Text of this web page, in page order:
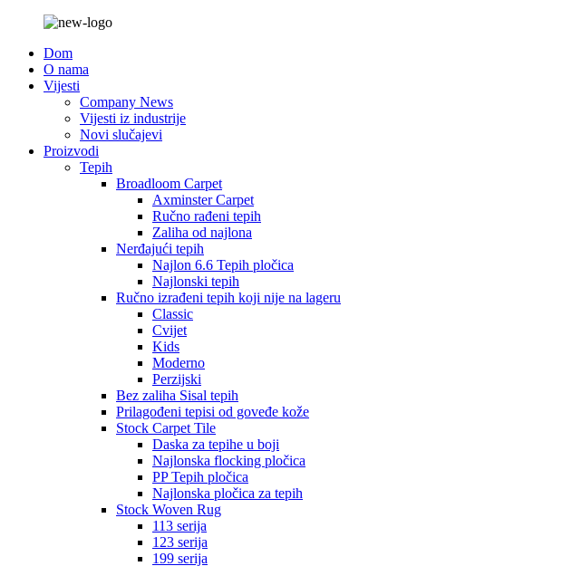
Dom
O nama
Vijesti
Company News
Vijesti iz industrije
Novi slučajevi
Proizvodi
Tepih
Broadloom Carpet
Axminster Carpet
Ručno rađeni tepih
Zaliha od najlona
Nerđajući tepih
Najlon 6.6 Tepih pločica
Najlonski tepih
Ručno izrađeni tepih koji nije na lageru
Classic
Cvijet
Kids
Moderno
Perzijski
Bez zaliha Sisal tepih
Prilagođeni tepisi od goveđe kože
Stock Carpet Tile
Daska za tepihe u boji
Najlonska flocking pločica
PP Tepih pločica
Najlonska pločica za tepih
Stock Woven Rug
113 serija
123 serija
199 serija